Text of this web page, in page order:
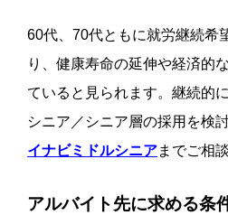
60代、70代ともに就労継続希
り、健康寿命の延伸や経済的
ていると見られます。 継続的
シニア／シニア層の採用を検
イナビミドルシニアまでご相
アルバイト先に求める条